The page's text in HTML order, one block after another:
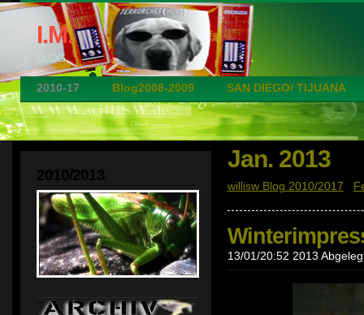
I.M.
BLOG
2010-17 Blog2008-2009 SAN DIEGO/ TIJUANA
2010/2013
Jan. 2013
willisw Blog 2010/2017
13/01/20:52 2013